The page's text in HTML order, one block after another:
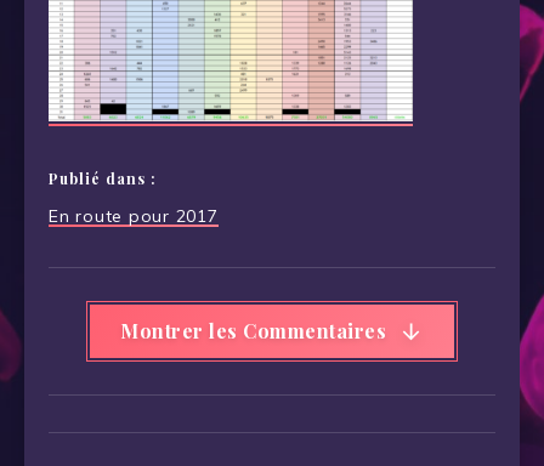
Publié dans :
Navigation
En route pour 2017
Montrer les Commentaires